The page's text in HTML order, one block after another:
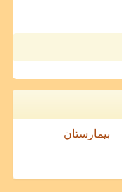
بیمارستان